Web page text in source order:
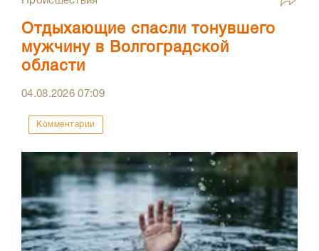
Отдыхающие спасли тонувшего
мужчину в Волгоградской
области
04.08.202607:09
Комментарии